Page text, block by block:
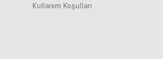
Kullanım Koşulları